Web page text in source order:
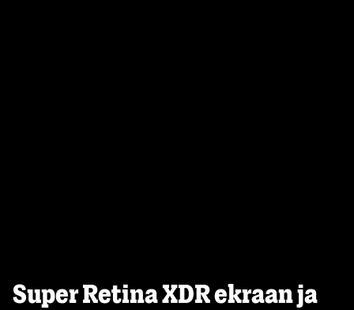
Super Retina XDR ekraan ja